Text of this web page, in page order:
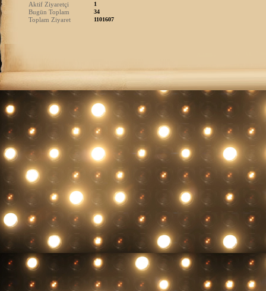
Aktif Ziyaretçi 1
Bugün Toplam 34
Toplam Ziyaret 1101607